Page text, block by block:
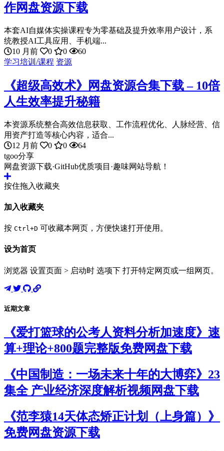
作网盘资源下载
本套AI自媒体实操课程专为零基础及提升效率用户设计，系
统教授AI工具应用、手机端...
10 月前
0 0
60
学习培训/课程 资源
《超级高效术》网盘资源合集下载 – 10倍
人生效率提升秘籍
本资源系统整合高效信息获取、工作流程优化、人脉经营、信
用资产打造等核心内容，适合...
12 月前
0 0
64
tgoo分享
网盘资源下载·GitHub优质项目·趣味网站导航！
按住拖入收藏夹
加入收藏夹
按 Ctrl+D 可收藏本网页，方便快速打开使用。
设为首页
浏览器 设置页面 > 启动时 选项下 打开特定网页或一组网页。
近期文章
《爱打篮球的公考人资料分析加速度》速
算+理论+800题完整版免费网盘下载
《中国制造：一场未来十年的大博弈》23
集全 产业经济深度解析视频网盘下载
《范李猿14天体态矫正计划（上身篇）》
免费网盘资源下载